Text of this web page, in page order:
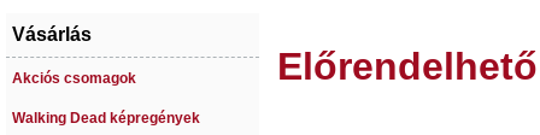
Vásárlás
Akciós csomagok
Walking Dead képregények